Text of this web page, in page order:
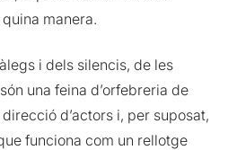
manera.
i dels silencis, de les
una feina d’orfebreria de
d’actors i, per suposat,
funciona com un rellotge